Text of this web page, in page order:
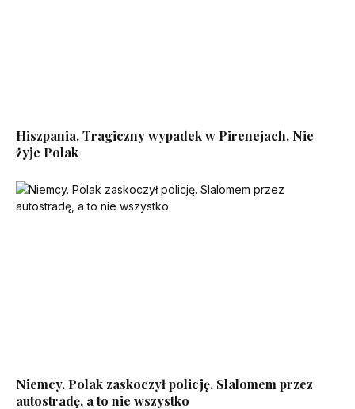
Hiszpania. Tragiczny wypadek w Pirenejach. Nie
żyje Polak
Niemcy. Polak zaskoczył policję. Slalomem przez
autostradę, a to nie wszystko